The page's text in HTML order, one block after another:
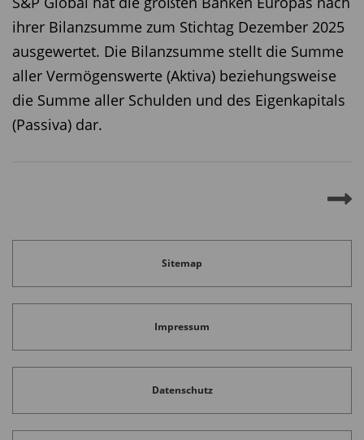
ihrer Bilanzsumme zum Stichtag Dezember 2025
ausgewertet. Die Bilanzsumme stellt die Summe
aller Vermögenswerte (Aktiva) beziehungsweise
die Summe aller Schulden und des Eigenkapitals
(Passiva) dar.
Sitemap
Impressum
Datenschutz